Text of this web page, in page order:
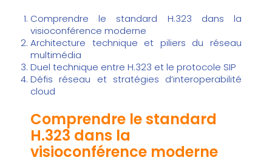
Comprendre le standard H.323 dans la
visioconférence moderne
Architecture technique et piliers du réseau
multimédia
Duel technique entre H.323 et le protocole SIP
Défis réseau et stratégies d’interoperabilité
cloud
Comprendre le standard
H.323 dans la
visioconférence moderne